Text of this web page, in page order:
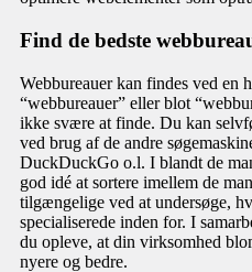
Find de bedste
Webbureauer kan findes ved en
“webbureauer” eller blot
ikke svære at finde. Du kan
ved brug af de andre
DuckDuckGo o.l. I blandt de
god idé at sortere imellem de
tilgængelige ved at undersøge,
specialiserede inden for. I
du opleve, at din virksomhed
nyere og bedre.